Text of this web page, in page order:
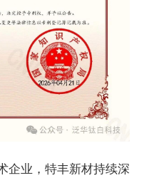
企业，特丰新材持续深